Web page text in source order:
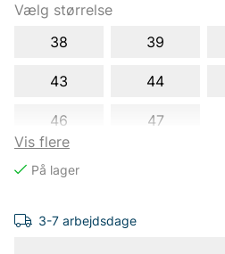
Vælg størrelse
Vis flere
38 39
43 44
46 47
3-7 arbejdsdage